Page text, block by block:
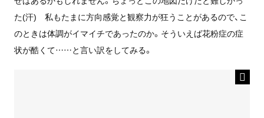
た(汗) 私もたまに方向感覚と観察力が狂うことがあるので、こ
のときは体調がイマイチであったのか。そういえば花粉症の症
状が酷くて……と言い訳をしてみる。